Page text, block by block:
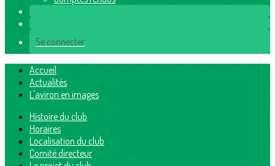
Se connecter
Accueil
Actualités
L'aviron en images
Histoire du club
Horaires
Localisation du club
Comité directeur